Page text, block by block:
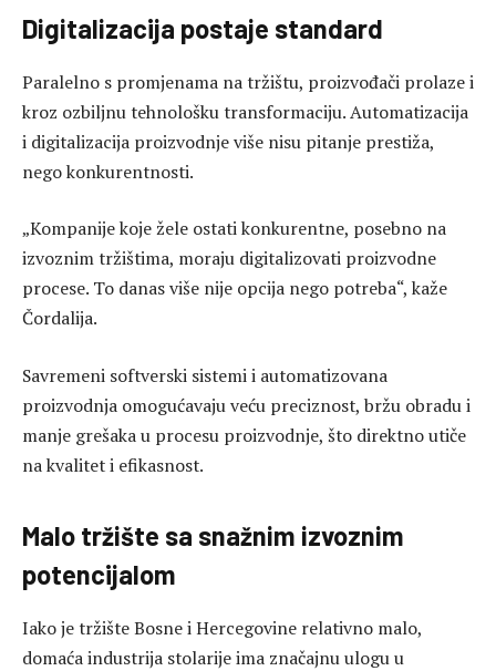
Digitalizacija postaje standard
Paralelno s promjenama na tržištu, proizvođači prolaze i
kroz ozbiljnu tehnološku transformaciju. Automatizacija
i digitalizacija proizvodnje više nisu pitanje prestiža,
nego konkurentnosti.
„Kompanije koje žele ostati konkurentne, posebno na
izvoznim tržištima, moraju digitalizovati proizvodne
procese. To danas više nije opcija nego potreba“, kaže
Čordalija.
Savremeni softverski sistemi i automatizovana
proizvodnja omogućavaju veću preciznost, bržu obradu i
manje grešaka u procesu proizvodnje, što direktno utiče
na kvalitet i efikasnost.
Malo tržište sa snažnim izvoznim
potencijalom
Iako je tržište Bosne i Hercegovine relativno malo,
domaća industrija stolarije ima značajnu ulogu u